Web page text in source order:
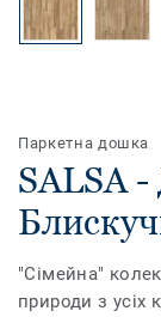
Паркетна дошка
SALSA
"Сімейна"
природи з усіх